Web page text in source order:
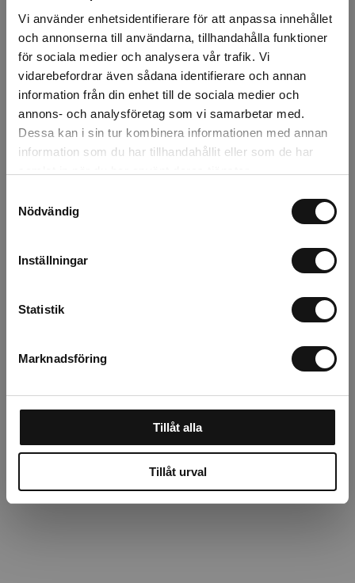
Vi använder enhetsidentifierare för att anpassa innehållet
och annonserna till användarna, tillhandahålla funktioner
för sociala medier och analysera vår trafik. Vi
vidarebefordrar även sådana identifierare och annan
information från din enhet till de sociala medier och
annons- och analysföretag som vi samarbetar med.
Dessa kan i sin tur kombinera informationen med annan
information som du har tillhandahållit eller som de har
Nödvändig
Inställningar
Statistik
Marknadsföring
Tillåt alla
Tillåt urval
Snabba leveranser
Kvalitetsprodukter
Över 30 år i branschen!
Lagerstatus
Årsta 0 st
Rotebro 0 st
Uppsala